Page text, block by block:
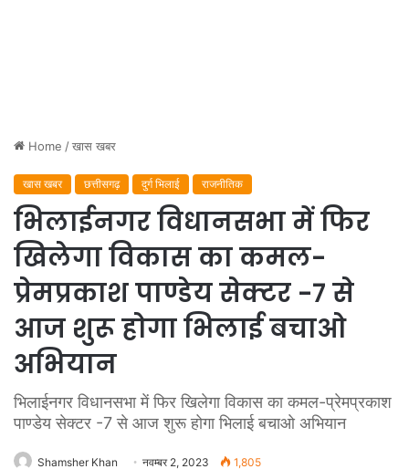
Home /खास खबर
खास खबर छत्तीसगढ़ दुर्ग भिलाई राजनीतिक
भिलाईनगर विधानसभा में फिर
खिलेगा विकास का कमल-
प्रेमप्रकाश पाण्डेय सेक्टर -7 से
आज शुरू होगा भिलाई बचाओ
अभियान
भिलाईनगर विधानसभा में फिर खिलेगा विकास का कमल-प्रेमप्रकाश
पाण्डेय सेक्टर -7 से आज शुरू होगा भिलाई बचाओ अभियान
Shamsher Khan नवम्बर 2, 2023 1,805